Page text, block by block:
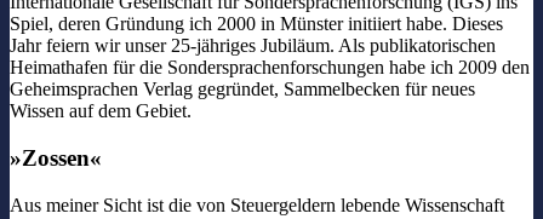
Spiel, deren Gründung ich 2000 in Münster initiiert habe. Dieses
Jahr feiern wir unser 25-jähriges Jubiläum. Als publikatorischen
Heimathafen für die Sondersprachenforschungen habe ich 2009 den
Geheimsprachen Verlag gegründet, Sammelbecken für neues
Wissen auf dem Gebiet.
»Zossen«
Aus meiner Sicht ist die von Steuergeldern lebende Wissenschaft